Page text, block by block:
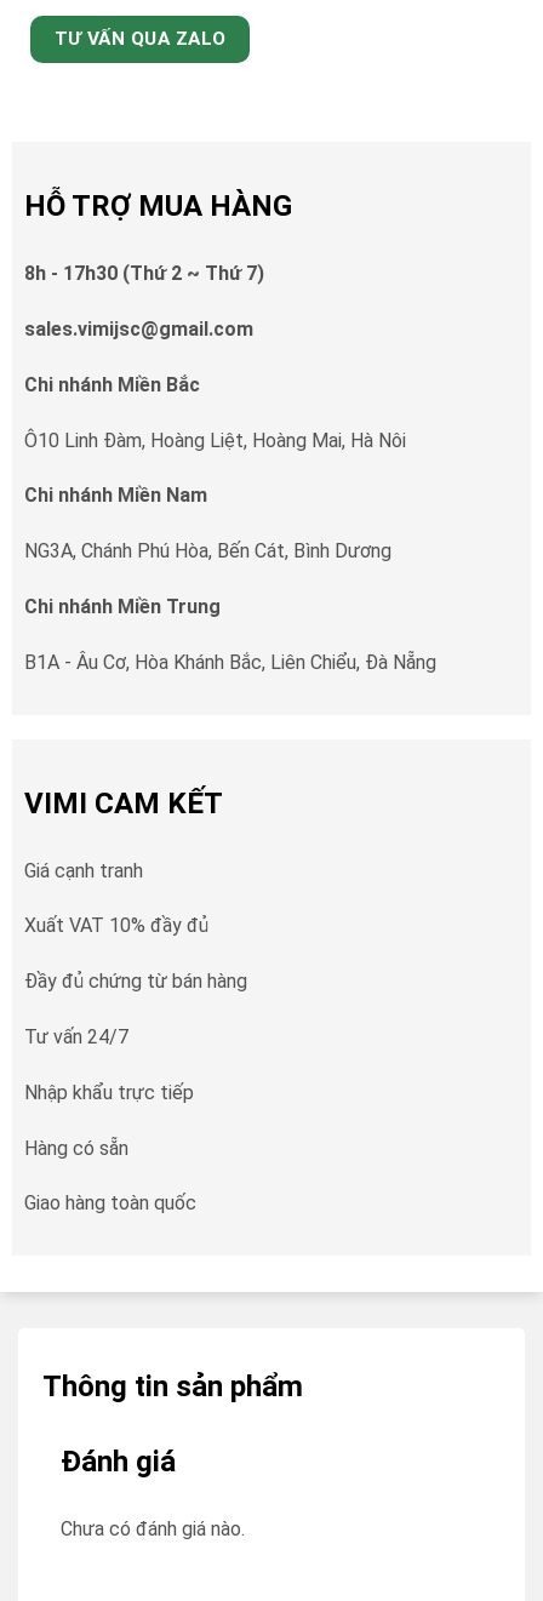
TƯ VẤN QUA ZALO
HỖ TRỢ MUA HÀNG
8h - 17h30 (Thứ 2 ~ Thứ 7)
sales.vimijsc@gmail.com
Chi nhánh Miền Bắc
Ô10 Linh Đàm, Hoàng Liệt, Hoàng Mai, Hà Nôi
Chi nhánh Miền Nam
NG3A, Chánh Phú Hòa, Bến Cát, Bình Dương
Chi nhánh Miền Trung
B1A - Âu Cơ, Hòa Khánh Bắc, Liên Chiểu, Đà Nẵng
VIMI CAM KẾT
Giá cạnh tranh
Xuất VAT 10% đầy đủ
Đầy đủ chứng từ bán hàng
Tư vấn 24/7
Nhập khẩu trực tiếp
Hàng có sẵn
Giao hàng toàn quốc
Thông tin sản phẩm
Đánh giá
Chưa có đánh giá nào.